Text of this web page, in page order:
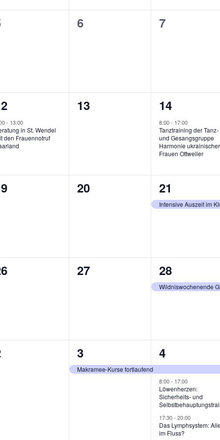
0
6
0
7
- 13:00
in St. Wendel
den Frauennotruf
0
Veranstaltungen,
13
1
14
8:00- 17:00
Tanztraining der Tanz-
und Gesangsgruppe
Harmonie ukrainischer
Frauen Ottweiler
0
Veranstaltungen,
20
1
21
Intensive Auszeit im
0
Veranstaltungen,
27
1
28
Wildniswochenende
Veranstaltungen,
1
Veranstaltung,
3
Makramee-Kurse fortlaufend
3
4
8:00- 17:00
Löwenherzen:
Sicherheits- und
17:30-20:00
Das Lymphsystem:
im Fluss?